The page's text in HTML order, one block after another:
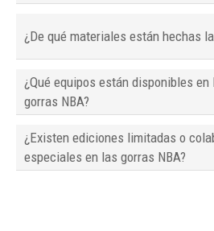
¿De qué materiales están hechas
¿Qué equipos están disponibles
gorras NBA?
¿Existen ediciones limitadas o
especiales en las gorras NBA?